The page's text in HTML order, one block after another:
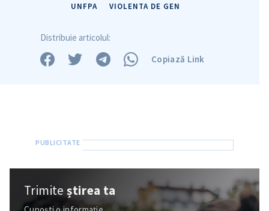
UNFPA VIOLENTA DE GEN
Distribuie articolul:
Copiază Link
Trimiteștirea ta